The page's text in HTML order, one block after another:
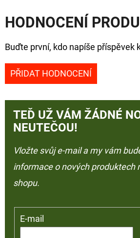
HODNOCENÍ
Buďte první, kdo napíše příspěvek
PŘIDAT HODNOCENÍ
TEĎ UŽ VÁM ŽÁDNÉ
NEUTEČOU!
Vložte svůj e-mail a my vám
informace o nových produktech
shopu.
E-mail